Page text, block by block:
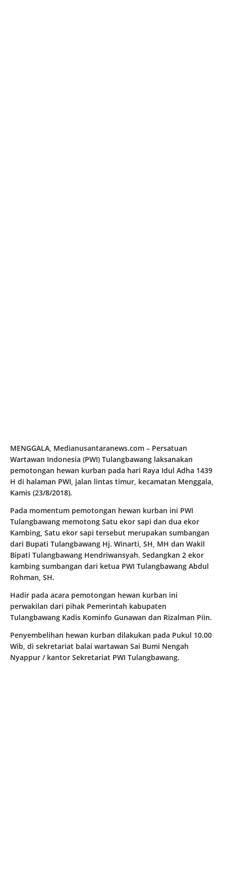
MENGGALA, Medianusantaranews.com – Persatuan
Wartawan Indonesia (PWI) Tulangbawang laksanakan
pemotongan hewan kurban pada hari Raya Idul Adha 1439
H di halaman PWI, jalan lintas timur, kecamatan Menggala,
Kamis (23/8/2018).
Pada momentum pemotongan hewan kurban ini PWI
Tulangbawang memotong Satu ekor sapi dan dua ekor
Kambing, Satu ekor sapi tersebut merupakan sumbangan
dari Bupati Tulangbawang Hj. Winarti, SH, MH dan Wakil
Bipati Tulangbawang Hendriwansyah. Sedangkan 2 ekor
kambing sumbangan dari ketua PWI Tulangbawang Abdul
Rohman, SH.
Hadir pada acara pemotongan hewan kurban ini
perwakilan dari pihak Pemerintah kabupaten
Tulangbawang Kadis Kominfo Gunawan dan Rizalman Piin.
Penyembelihan hewan kurban dilakukan pada Pukul 10.00
Wib, di sekretariat balai wartawan Sai Bumi Nengah
Nyappur / kantor Sekretariat PWI Tulangbawang.